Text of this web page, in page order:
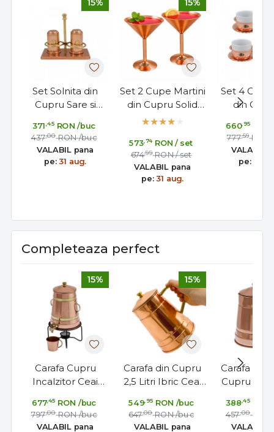
15%
Set Solnita din
Cupru Sare si
Lucrat Manual in
Grecia
371,45 RON /buc
437,00 RON /buc
VALABIL pana
pe: 31 aug.
15%
Set 2 Cupe Martini
din Cupru Solid
pentru Cocktailuri
573,74 RON / set
674,99 RON / set
VALABIL pana
pe: 31 aug.
Set 4 Cesti
din
660,95
777,59 RON
VALABIL
pe:
Completeaza perfect
15%
Carafa Cupru
Incalzitor Ceai
L cu Capac Suport
si Robinet
677,45 RON /buc
797,00 RON /buc
VALABIL pana
15%
Carafa din Cupru
2,5 Litri Ibric Ceai
Fiarta cu Capac
549,95 RON /buc
647,00 RON /buc
VALABIL pana
Carafa 1,5
Cupru cu
Vin Tuica
388,45
457,00 RON
VALABIL